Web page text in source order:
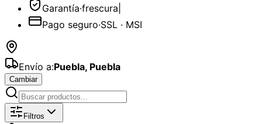
Garantía·frescura
Pago seguro·SSL · MSI
Envío a:Puebla, Puebla
Cambiar
Catálogo deRamos
Filtros